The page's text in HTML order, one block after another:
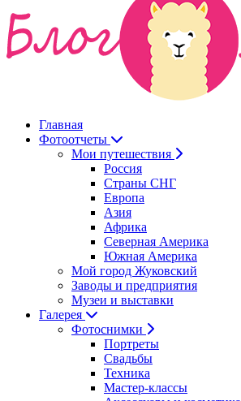
Главная
Фотоотчеты
Мои путешествия
Россия
Страны СНГ
Европа
Азия
Африка
Северная Америка
Южная Америка
Мой город Жуковский
Заводы и предприятия
Музеи и выставки
Галерея
Фотоснимки
Портреты
Свадьбы
Техника
Мастер-классы